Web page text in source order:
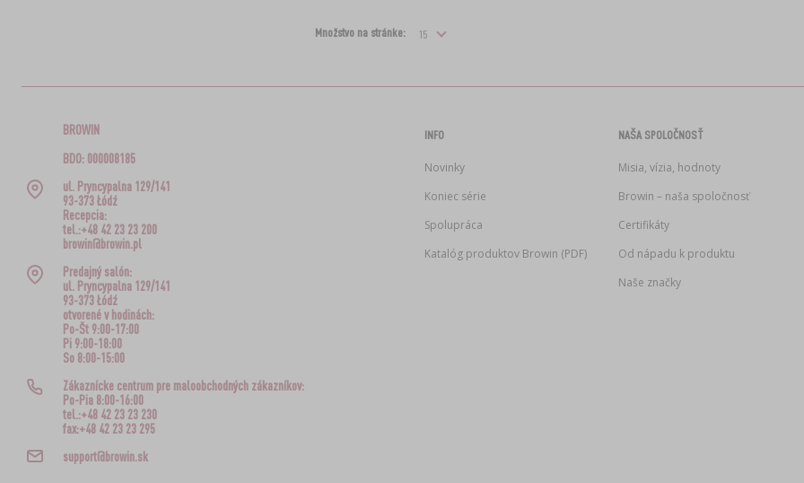
Množstvo na stránke:
BROWIN
BDO: 000008185
ul. Pryncypalna 129/141
93-373 Łódź
Recepcia:
tel.:+48 42 23 23 200
browin@browin.pl
Predajný salón:
ul. Pryncypalna 129/141
93-373 Łódź
otvorené v hodinách:
Po-Št 9:00-17:00
Pi 9:00-18:00
So 8:00-15:00
Zákaznícke centrum pre maloobchodných zákazníkov:
Po-Pia 8:00-16:00
tel.:+48 42 23 23 230
fax:+48 42 23 23 295
support@browin.sk
INFO
Novinky
Koniec série
Spolupráca
Katalóg produktov Browin (PDF)
NAŠA SPOLOČNOSŤ
Misia, vízia, hodnoty
Browin – naša spoločnosť
Certifikáty
Od nápadu k produktu
Naše značky